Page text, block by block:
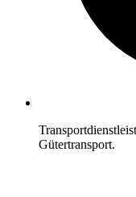
Gütertransport.